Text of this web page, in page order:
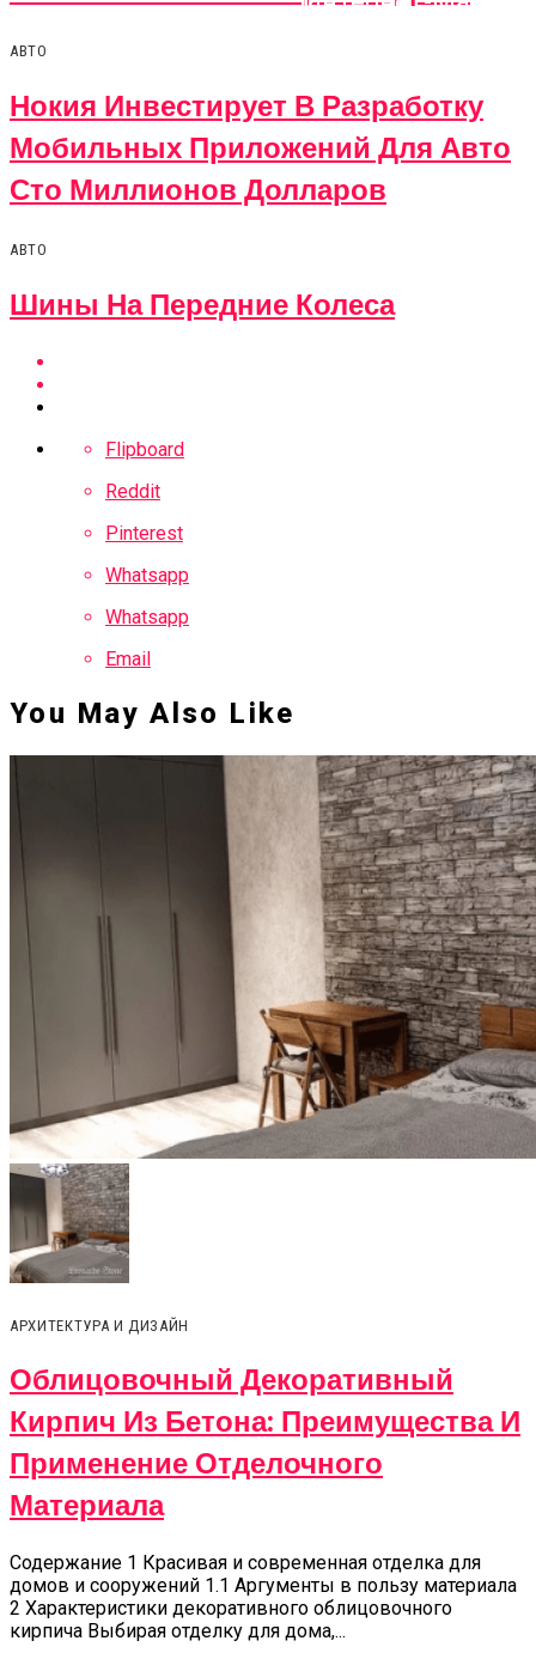
АВТО
Нокия Инвестирует В Разработку
Мобильных Приложений Для Авто
Сто Миллионов Долларов
АВТО
Шины На Передние Колеса
Flipboard
Reddit
Pinterest
Whatsapp
Whatsapp
Email
You May Also Like
АРХИТЕКТУРА И ДИЗАЙН
Облицовочный Декоративный
Кирпич Из Бетона: Преимущества И
Применение Отделочного
Материала
Содержание 1 Красивая и современная отделка для
домов и сооружений 1.1 Аргументы в пользу материала
2 Характеристики декоративного облицовочного
кирпича Выбирая отделку для дома,...